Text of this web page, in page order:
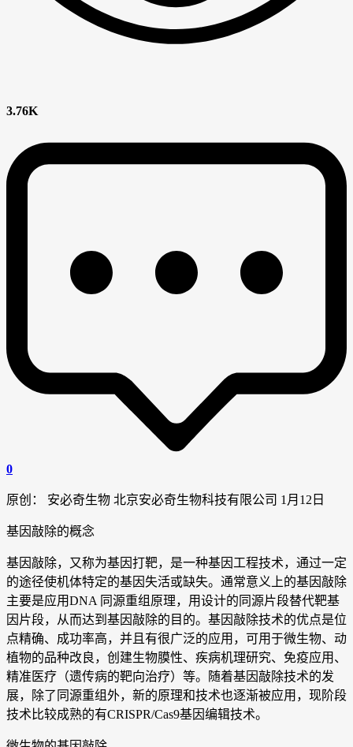
3.76K
0
原创： 安必奇生物 北京安必奇生物科技有限公司 1月12日
基因敲除的概念
基因敲除，又称为基因打靶，是一种基因工程技术，通过一定
的途径使机体特定的基因失活或缺失。通常意义上的基因敲除
主要是应用DNA 同源重组原理，用设计的同源片段替代靶基
因片段，从而达到基因敲除的目的。基因敲除技术的优点是位
点精确、成功率高，并且有很广泛的应用，可用于微生物、动
植物的品种改良，创建生物膜性、疾病机理研究、免疫应用、
精准医疗（遗传病的靶向治疗）等。随着基因敲除技术的发
展，除了同源重组外，新的原理和技术也逐渐被应用，现阶段
技术比较成熟的有CRISPR/Cas9基因编辑技术。